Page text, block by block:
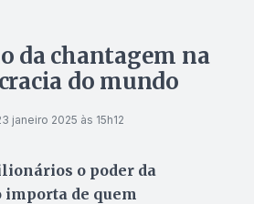
da chantagem na
do mundo
janeiro 2025 às 15h12
o poder da
de quem